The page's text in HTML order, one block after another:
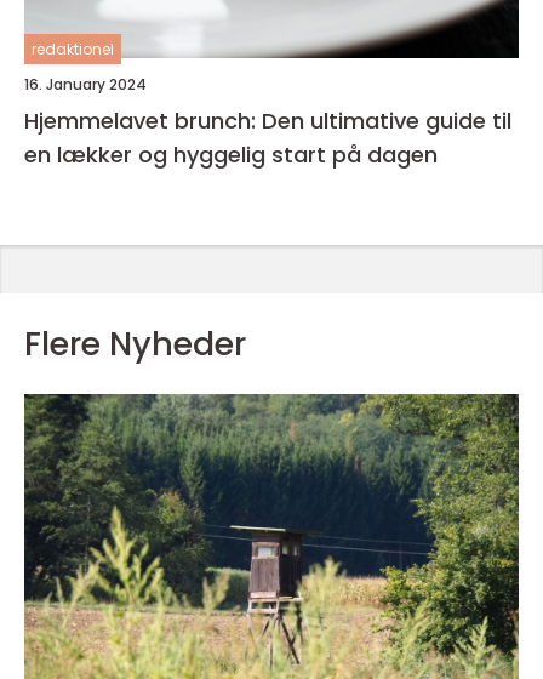
redaktionel
16. January 2024
Hjemmelavet brunch: Den ultimative guide til
en lækker og hyggelig start på dagen
Flere Nyheder